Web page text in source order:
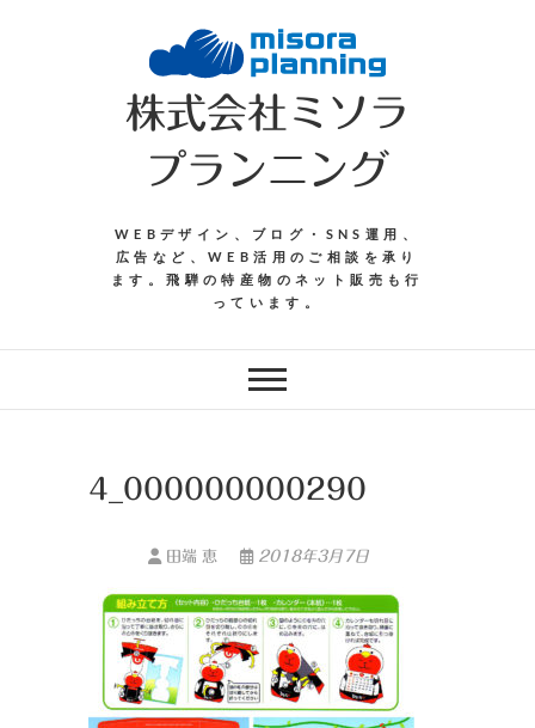
株式会社ミソラ
プランニング
WEBデザイン、ブログ・SNS運用、
広告など、WEB活用のご相談を承り
ます。飛騨の特産物のネット販売も行
っています。
4_000000000290
田端 恵 2018年3月7日